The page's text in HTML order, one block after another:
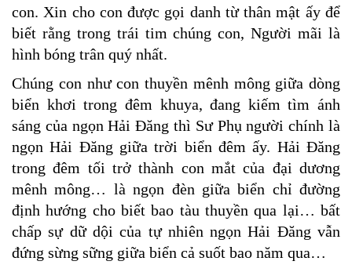
con. Xin cho con được gọi danh từ thân mật ấy để
biết rằng trong trái tim chúng con, Người mãi là
hình bóng trân quý nhất.
Chúng con như con thuyền mênh mông giữa dòng
biển khơi trong đêm khuya, đang kiếm tìm ánh
sáng của ngọn Hải Đăng thì Sư Phụ người chính là
ngọn Hải Đăng giữa trời biển đêm ấy. Hải Đăng
trong đêm tối trở thành con mắt của đại dương
mênh mông… là ngọn đèn giữa biển chỉ đường
định hướng cho biết bao tàu thuyền qua lại… bất
chấp sự dữ dội của tự nhiên ngọn Hải Đăng vẫn
đứng sừng sững giữa biển cả suốt bao năm qua…